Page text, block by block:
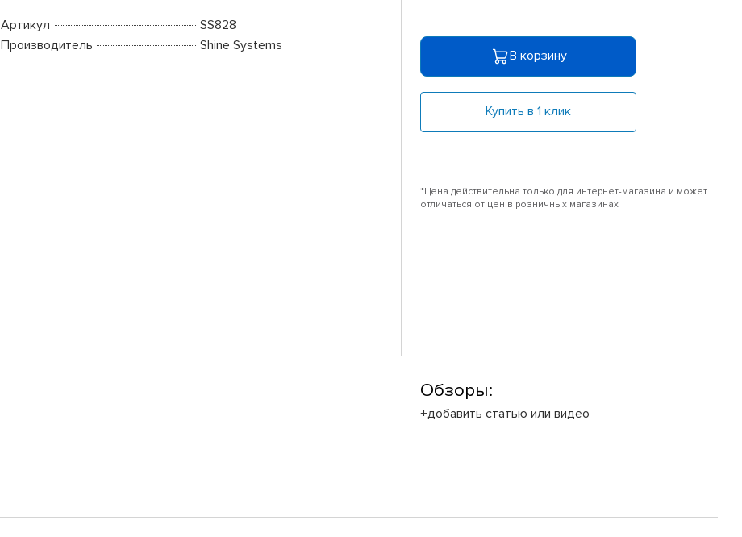
Артикул
SS828
Производитель
Shine Systems
В корзину
Купить в 1 клик
*Цена действительна только для интернет-магазина и может
отличаться от цен в розничных магазинах
Обзоры:
+добавить статью или видео